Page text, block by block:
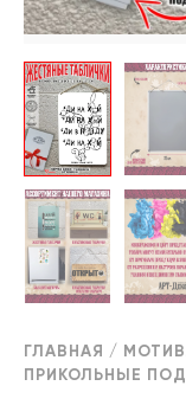
ГЛАВНАЯ /
ПРИКОЛЬНЫЕ